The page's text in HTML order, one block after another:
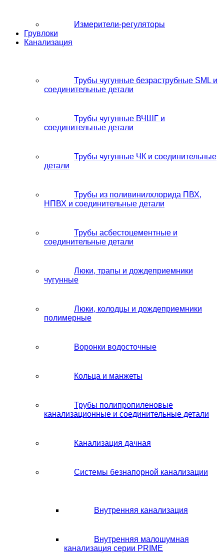
Измерители-регуляторы
Грувлоки
Канализация
Трубы чугунные безраструбные SML и
соединительные детали
Трубы чугунные ВЧШГ и
соединительные детали
Трубы чугунные ЧК и соединительные
детали
Трубы из поливинилхлорида ПВХ,
НПВХ и соединительные детали
Трубы асбестоцементные и
соединительные детали
Люки, трапы и дождеприемники
чугунные
Люки, колодцы и дождеприемники
полимерные
Воронки водосточные
Кольца и манжеты
Трубы полипропиленовые
канализационные и соединительные детали
Канализация дачная
Системы безнапорной канализации
Внутренняя канализация
Внутренняя малошумная
канализация серии PRIME